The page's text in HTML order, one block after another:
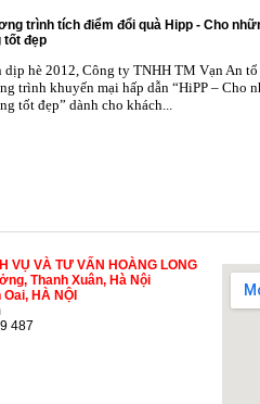
trình tích điểm đổi quà Hipp - Cho
tốt đẹp
dịp hè 2012, Công ty TNHH TM Vạn An
trình khuyến mại hấp dẫn “HiPP – Cho
tốt đẹp” dành cho khách...
VỤ VÀ TƯ VẤN HOÀNG LONG
Thanh Xuân, Hà Nội
HÀ NỘI
487